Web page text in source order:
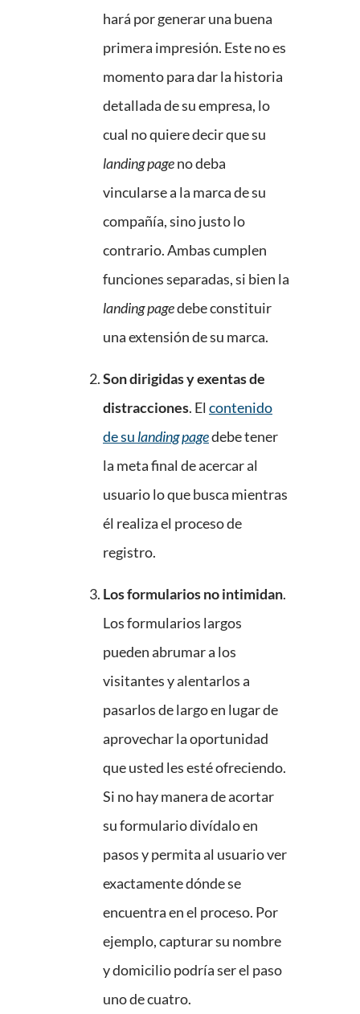
hará por generar una buena
primera impresión. Este no es
momento para dar la historia
detallada de su empresa, lo
cual no quiere decir que su
landing pageno deba
vincularse a la marca de su
compañía, sino justo lo
contrario. Ambas cumplen
funciones separadas, si bien la
landing pagedebe constituir
una extensión de su marca.
Son dirigidas y exentas de
distracciones. El contenido
de su landing pagedebe tener
la meta final de acercar al
usuario lo que busca mientras
él realiza el proceso de
registro.
Los formularios no intimidan.
Los formularios largos
pueden abrumar a los
visitantes y alentarlos a
pasarlos de largo en lugar de
aprovechar la oportunidad
que usted les esté ofreciendo.
Si no hay manera de acortar
su formulario divídalo en
pasos y permita al usuario ver
exactamente dónde se
encuentra en el proceso. Por
ejemplo, capturar su nombre
y domicilio podría ser el paso
uno de cuatro.